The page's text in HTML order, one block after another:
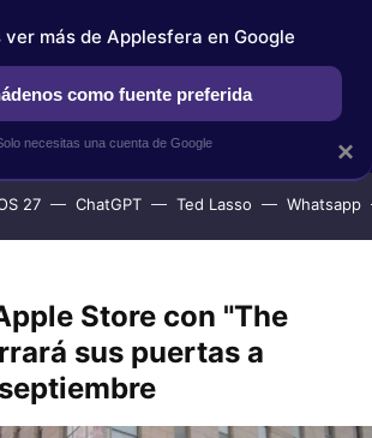
APPLESFERA SELECCIÓN
27 ChatGPT Ted Lasso Whatsapp
Store con "The
sus puertas a
×
ver más de Applesfera en Google
como fuente preferida
necesitas una cuenta de Google